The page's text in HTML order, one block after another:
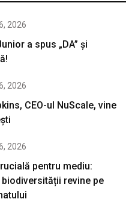
2026
a spus „DA” și
2026
CEO-ul NuScale, vine
2026
pentru mediu:
revine pe